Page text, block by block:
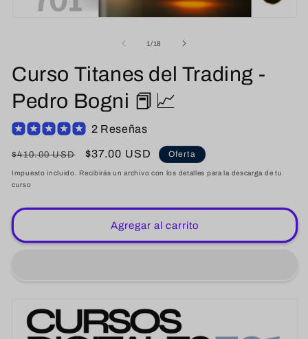
una
ventana
modal
1/de
18
Curso Titanes del Trading -
Pedro Bogni 📕📈
2 Reseñas
Precio
habitual
$410.00 USD
Precio
de
$37.00 USD Oferta
Impuesto incluido. Recibirás un archivo con los detalles para la descarga de tu
curso
Agregar al carrito